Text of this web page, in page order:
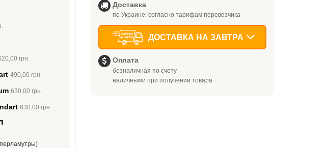
грн.
490,00 грн.
630,00 грн.
630,00 грн.
Доставка
по Украине: согласно тарифам перевозчика
ДОСТАВКА НА ЗАВТРА
Оплата
безналичная по счету
наличными при получении товара